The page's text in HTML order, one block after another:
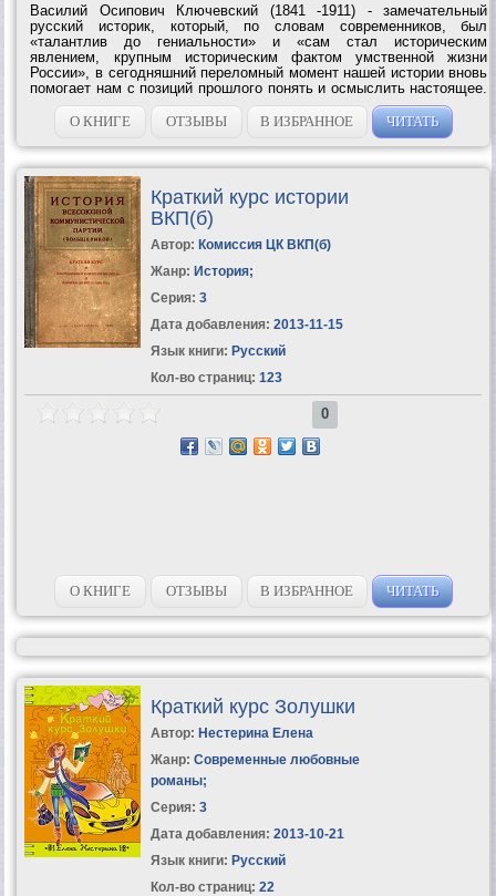
Василий Осипович Ключевский (1841 -1911) - замечательный
русский историк, который, по словам современников, был
«талантлив до гениальности» и «сам стал историческим
явлением, крупным историческим фактом умственной жизни
России», в сегодняшний переломный момент нашей истории вновь
помогает нам с позиций прошлого понять и осмыслить настоящее.
Математическая точность выражений вместе с художественной
красотой, меткостью сравнений и...
О КНИГЕ ОТЗЫВЫ В ИЗБРАННОЕ ЧИТАТЬ
Краткий курс истории
ВКП(б)
Автор: Комиссия ЦК ВКП(б)
Жанр: История;
Серия: 3
Дата добавления: 2013-11-15
Язык книги: Русский
Кол-во страниц: 123
0
О КНИГЕ ОТЗЫВЫ В ИЗБРАННОЕ ЧИТАТЬ
Краткий курс Золушки
Автор: Нестерина Елена
Жанр: Современные любовные
романы;
Серия: 3
Дата добавления: 2013-10-21
Язык книги: Русский
Кол-во страниц: 22